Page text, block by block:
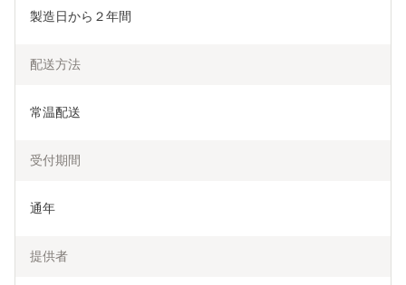
製造日から２年間
配送方法
常温配送
受付期間
通年
提供者